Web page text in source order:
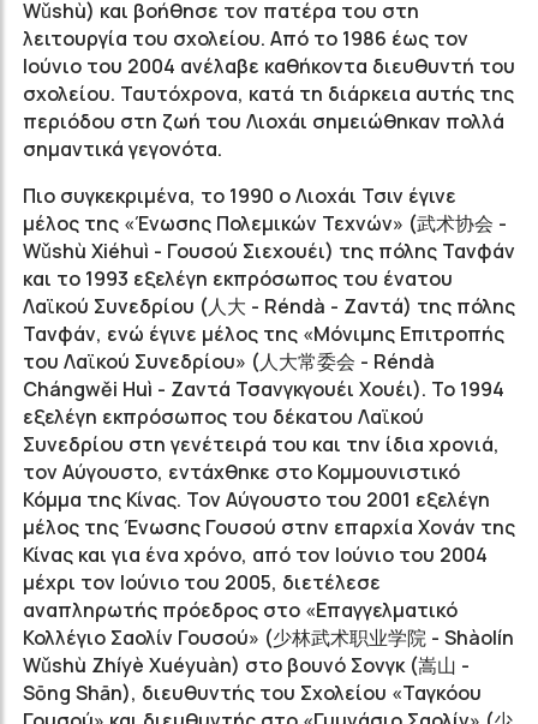
Wǔshù) και βοήθησε τον πατέρα του στη
λειτουργία του σχολείου. Από το 1986 έως τον
Ιούνιο του 2004 ανέλαβε καθήκοντα διευθυντή του
σχολείου. Ταυτόχρονα, κατά τη διάρκεια αυτής της
περιόδου στη ζωή του Λιοχάι σημειώθηκαν πολλά
σημαντικά γεγονότα.
Πιο συγκεκριμένα, το 1990 ο Λιοχάι Τσιν έγινε
μέλος της «Ένωσης Πολεμικών Τεχνών» (武术协会 -
Wǔshù Xiéhuì - Γουσού Σιεχουέι) της πόλης Τανφάν
και το 1993 εξελέγη εκπρόσωπος του ένατου
Λαϊκού Συνεδρίου (人大 - Réndà - Ζαντά) της πόλης
Τανφάν, ενώ έγινε μέλος της «Μόνιμης Επιτροπής
του Λαϊκού Συνεδρίου» (人大常委会 - Réndà
Chángwěi Huì - Ζαντά Τσανγκγουέι Χουέι). Το 1994
εξελέγη εκπρόσωπος του δέκατου Λαϊκού
Συνεδρίου στη γενέτειρά του και την ίδια χρονιά,
τον Αύγουστο, εντάχθηκε στο Κομμουνιστικό
Κόμμα της Κίνας. Τον Αύγουστο του 2001 εξελέγη
μέλος της Ένωσης Γουσού στην επαρχία Χoνάν της
Κίνας και για ένα χρόνο, από τον Ιούνιο του 2004
μέχρι τον Ιούνιο του 2005, διετέλεσε
αναπληρωτής πρόεδρος στο «Επαγγελματικό
Κολλέγιο Σαολίν Γουσού» (少林武术职业学院 - Shàolín
Wǔshù Zhíyè Xuéyuàn) στο βουνό Σονγκ (嵩山 -
Sōng Shān), διευθυντής του Σχολείου «Ταγκόου